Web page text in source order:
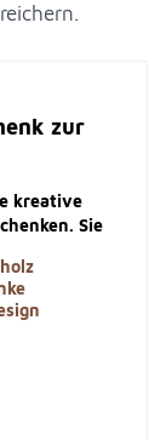
zur
kreative
Sie